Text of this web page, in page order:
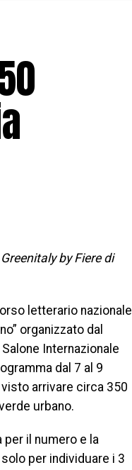
by Fiere di
letterario nazionale
organizzato dal
Internazionale
dal 7 al 9
arrivare circa 350
urbano.
per il numero e la
per individuare i 3